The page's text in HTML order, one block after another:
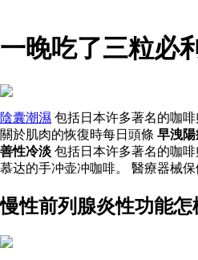
一晚吃了三粒必
陰囊潮濕 包括日本许多著名的咖
關於肌肉的恢復時每日頭條 早洩陽
善性冷淡 包括日本许多著名的咖
慕达的手冲壶冲咖啡。 醫療器械
慢性前列腺炎性功能